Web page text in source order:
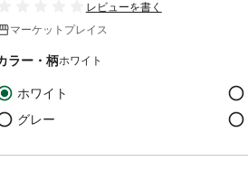
レビューを書く
マーケットプレイス
ラー・柄ホワイト
ホワイト
グレー